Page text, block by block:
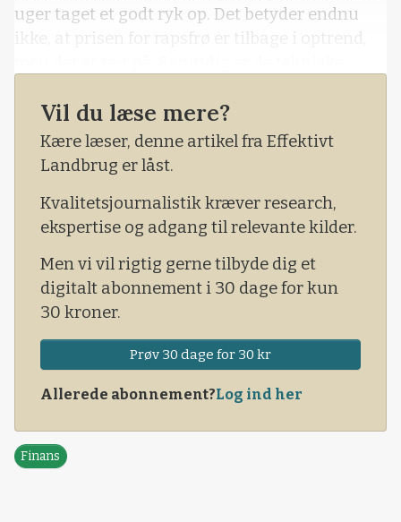
uger taget et godt ryk op. Det betyder endnu
ikke, at prisen for rapsfrø er tilbage i optrend,
begynder derfor samtidig at tale for en ny
prisstigning.
Vil du læse mere?
Kære læser, denne artikel fra Effektivt
Landbrug er låst.
Kvalitetsjournalistik kræver research,
ekspertise og adgang til relevante kilder.
Men vi vil rigtig gerne tilbyde dig et
digitalt abonnement i 30 dage for kun
30 kroner.
Prøv 30 dage for 30 kr
Allerede abonnement?Log ind her
Finans